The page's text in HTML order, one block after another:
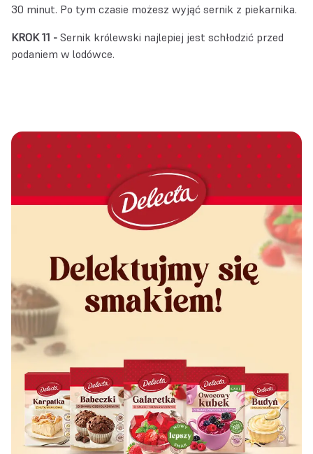
30 minut. Po tym czasie możesz wyjąć sernik z piekarnika.
KROK 11 - Sernik królewski najlepiej jest schłodzić przed
podaniem w lodówce.